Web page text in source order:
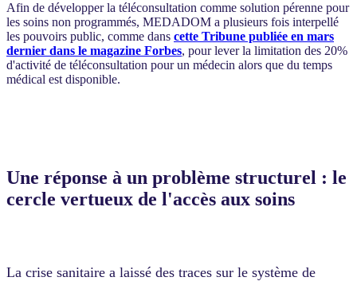
Afin de développer la téléconsultation comme solution pérenne pour
les soins non programmés, MEDADOM a plusieurs fois interpellé
les pouvoirs public, comme dans cette Tribune publiée en mars
dernier dans le magazine Forbes, pour lever la limitation des 20%
d'activité de téléconsultation pour un médecin alors que du temps
médical est disponible.
Une réponse à un problème structurel : le
cercle vertueux de l'accès aux soins
La crise sanitaire a laissé des traces sur le système de